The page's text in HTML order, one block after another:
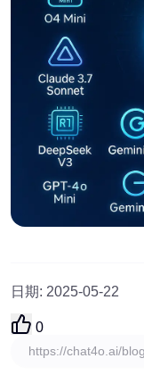
日期: 2025-05-22
0